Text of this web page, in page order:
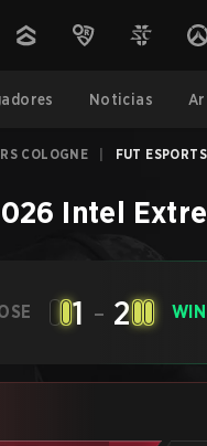
Noticias
COLOGNE FUT
Intel
1 - 2 WIN